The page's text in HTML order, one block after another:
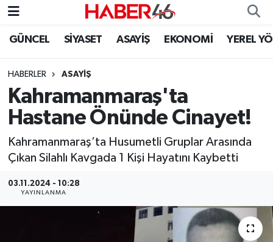
GÜNCEL SİYASET ASAYİŞ EKONOMİ YEREL
HABERLER ASAYİŞ
Kahramanmaraş'ta
Hastane Önünde Cinayet!
Kahramanmaraş’ta Husumetli Gruplar Arasında
Çıkan Silahlı Kavgada 1 Kişi Hayatını Kaybetti
03.11.2024 - 10:28
YAYINLANMA
GÜNCEL
SİYASET
EKONOMİ
SPOR
Nöbetçi Eczaneler
Hava Durumu
Kahramanmaraş Namaz Vakitleri
Trafik Durumu
Son Dakika Haberleri